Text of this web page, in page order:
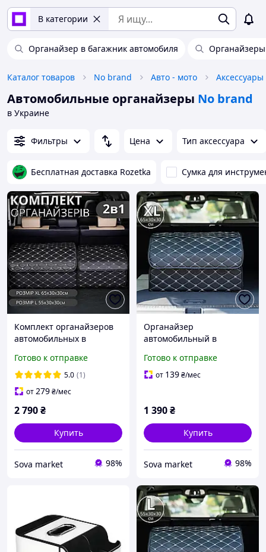
В категории
Органайзер в багажник автомобиля Органайзеры
Каталог товаров No brand Авто - мото Аксессуары
Автомобильные органайзеры No brand
в Украине
Фильтры Цена Тип аксессуара
Бесплатная доставка Rozetka Сумка для
Комплект органайзеров
автомобильных в
саквояж ящик для
хранения акссесуаров в
машине размер XL+L
Готово к отправке
5.0 (1)
от279₴/мес
2 790₴
Купить
Sova market 98%
Органайзер
автомобильный в
саквояж ящик для
хранения акссесуаров в
Готово к отправке
от 139₴/мес
1 390₴
Купить
Sova market 98%